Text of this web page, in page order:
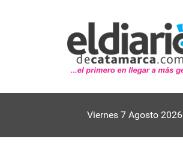
Viernes 7 Agosto 2026